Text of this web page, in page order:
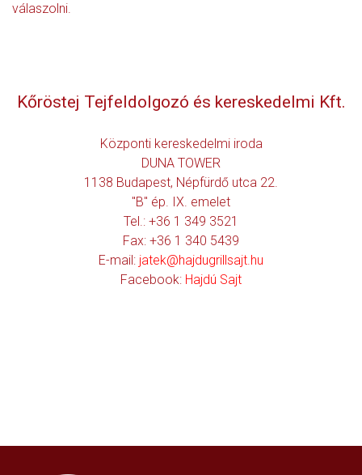
válaszolni.
Kőröstej Tejfeldolgozó és kereskedelmi Kft.
Központi kereskedelmi iroda
DUNA TOWER
1138 Budapest, Népfürdő utca 22.
"B" ép. IX. emelet
Tel.: +36 1 349 3521
Fax: +36 1 340 5439
E-mail: jatek@hajdugrillsajt.hu
Facebook: Hajdú Sajt